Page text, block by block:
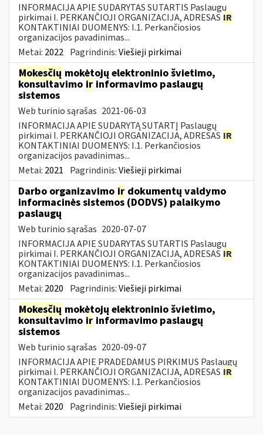
INFORMACIJA APIE SUDARYTAS SUTARTIS Paslaugų
pirkimai I. PERKANČIOJI ORGANIZACIJA, ADRESAS IR
KONTAKTINIAI DUOMENYS: I.1. Perkančiosios
organizacijos pavadinimas...
Metai: 2022 Pagrindinis:Viešieji pirkimai
Mokesčių mokėtojų elektroninio švietimo,
konsultavimo ir informavimo paslaugų
sistemos
Web turinio sąrašas 2021-06-03
INFORMACIJA APIE SUDARYTĄ SUTARTĮ Paslaugų
pirkimai I. PERKANČIOJI ORGANIZACIJA, ADRESAS IR
KONTAKTINIAI DUOMENYS: I.1. Perkančiosios
organizacijos pavadinimas...
Metai: 2021 Pagrindinis:Viešieji pirkimai
Darbo organizavimo ir dokumentų valdymo
informacinės sistemos (DODVS) palaikymo
paslaugų
Web turinio sąrašas 2020-07-07
INFORMACIJA APIE SUDARYTAS SUTARTIS Paslaugų
pirkimai I. PERKANČIOJI ORGANIZACIJA, ADRESAS IR
KONTAKTINIAI DUOMENYS: I.1. Perkančiosios
organizacijos pavadinimas...
Metai: 2020 Pagrindinis:Viešieji pirkimai
Mokesčių mokėtojų elektroninio švietimo,
konsultavimo ir informavimo paslaugų
sistemos
Web turinio sąrašas 2020-09-07
INFORMACIJA APIE PRADEDAMUS PIRKIMUS Paslaugų
pirkimai I. PERKANČIOJI ORGANIZACIJA, ADRESAS IR
KONTAKTINIAI DUOMENYS: I.1. Perkančiosios
organizacijos pavadinimas...
Metai: 2020 Pagrindinis:Viešieji pirkimai